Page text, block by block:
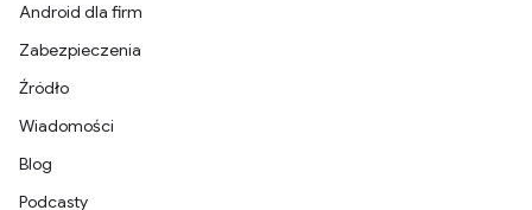
Android dla firm
Zabezpieczenia
Źródło
Wiadomości
Blog
Podcasty